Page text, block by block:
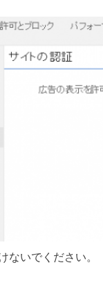
ないでください。